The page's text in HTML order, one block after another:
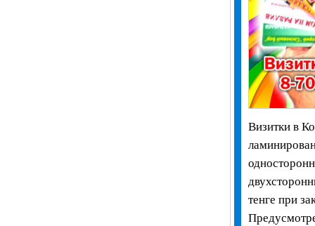
Визитки в
тенге при